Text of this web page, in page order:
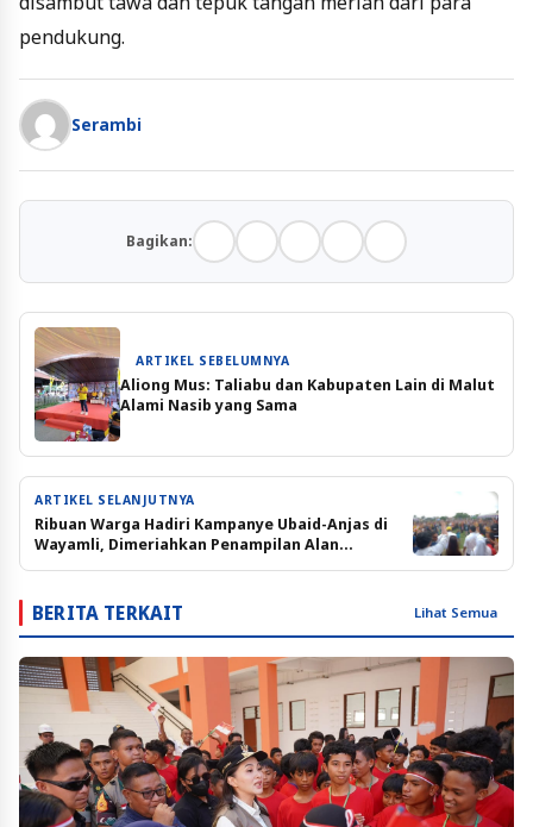
pendukung.
Serambi
Bagikan:
ARTIKEL SEBELUMNYA
Aliong Mus: Taliabu dan Kabupaten Lain di Malut
Alami Nasib yang Sama
ARTIKEL SELANJUTNYA
Ribuan Warga Hadiri Kampanye Ubaid-Anjas di
Wayamli, Dimeriahkan Penampilan Alan
BERITA TERKAIT Lihat Semua